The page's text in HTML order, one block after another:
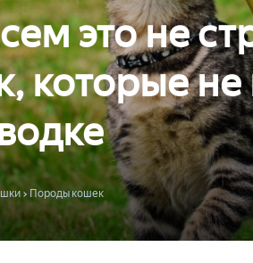
это не
которые не
Породы кошек